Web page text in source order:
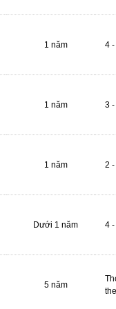
1 năm 4
1 năm 3
1 năm 2
Dưới 1 năm 4
5 năm